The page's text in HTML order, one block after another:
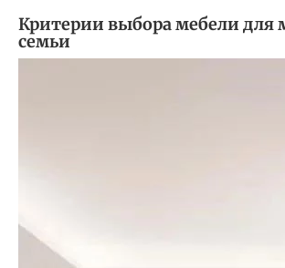
Критерии выбора мебели для
семьи